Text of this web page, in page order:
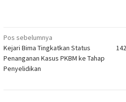
Navigasi
pos
Pos sebelumnya
Kejari Bima Tingkatkan Status
Penanganan Kasus PKBM ke Tahap
Penyelidikan